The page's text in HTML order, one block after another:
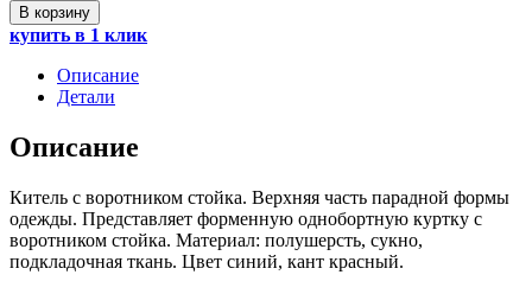
В корзину
купить в 1 клик
Описание
Детали
Описание
Китель с воротником стойка. Верхняя часть парадной формы
одежды. Представляет форменную однобортную куртку с
воротником стойка. Материал: полушерсть, сукно,
подкладочная ткань. Цвет синий, кант красный.